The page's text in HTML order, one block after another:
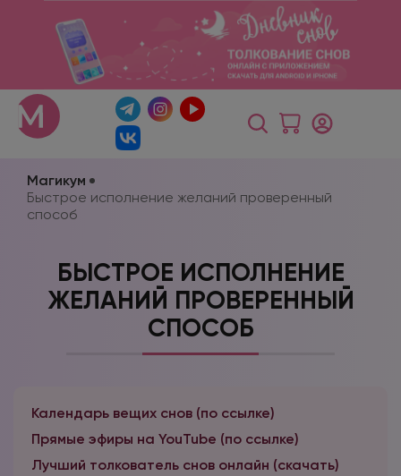
Магикум
Быстрое исполнение желаний проверенный
способ
БЫСТРОЕ ИСПОЛНЕНИЕ
ЖЕЛАНИЙ ПРОВЕРЕННЫЙ
СПОСОБ
Календарь вещих снов (по ссылке)
Прямые эфиры на YouTube (по ссылке)
Лучший толкователь снов онлайн (скачать)